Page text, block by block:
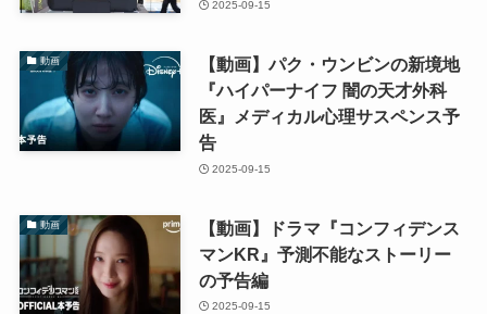
2025-09-15
動画
【動画】パク・ウンビンの新境地
『ハイパーナイフ 闇の天才外科
医』メディカル心理サスペンス予
告
2025-09-15
動画
【動画】ドラマ『コンフィデンス
マンKR』予測不能なストーリー
の予告編
2025-09-15